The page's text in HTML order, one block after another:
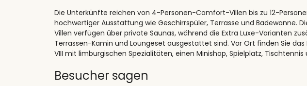
Die Unterkünfte reichen von 4-Personen-Comfort-Villen bis zu 12-
hochwertiger Ausstattung wie Geschirrspüler, Terrasse und Badewanne.
Villen verfügen über private Saunas, während die Extra Luxe-Varianten
Terrassen-Kamin und Loungeset ausgestattet sind. Vor Ort finden Sie das
VIII mit limburgischen Spezialitäten, einen Minishop, Spielplatz, Tischtennis
Besucher sagen